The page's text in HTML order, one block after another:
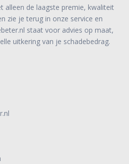
alleen de laagste premie, kwaliteit
zie je terug in onze service en
staat voor advies op maat,
uitkering van je schadebedrag.